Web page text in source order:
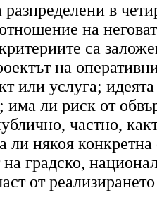
в
на
са
на
или услуга;
има ли риск от
частно,
някоя конкретна
градско,
от